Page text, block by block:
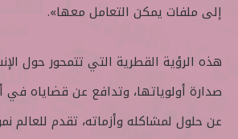
إلى ملفات يمكن التعامل معها».
هذه الرؤية القطرية التي تتمحور حول
صدارة أولوياتها، وتدافع عن قضاياه
عن حلول لمشاكله وأزماته، تقدم للعالم